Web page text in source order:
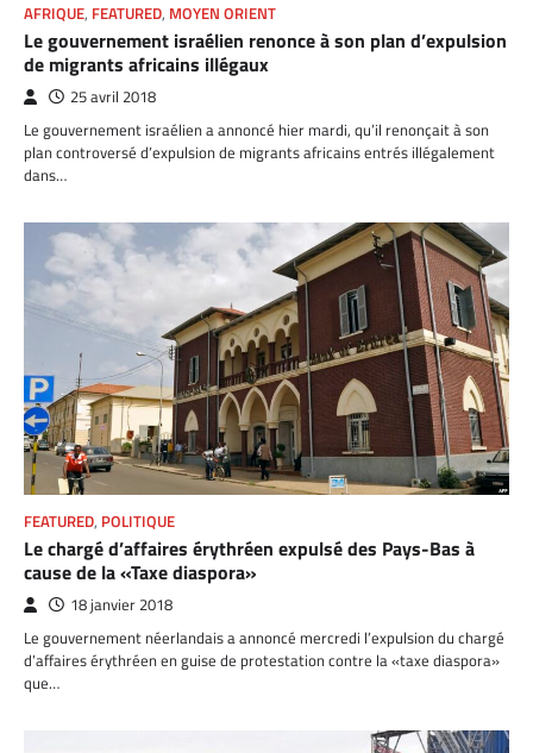
AFRIQUE, FEATURED, MOYEN ORIENT
Le gouvernement israélien renonce à son plan d’expulsion
de migrants africains illégaux
25 avril 2018
Le gouvernement israélien a annoncé hier mardi, qu’il renonçait à son
plan controversé d’expulsion de migrants africains entrés illégalement
dans…
FEATURED, POLITIQUE
Le chargé d’affaires érythréen expulsé des Pays-Bas à
cause de la «Taxe diaspora»
18 janvier 2018
Le gouvernement néerlandais a annoncé mercredi l’expulsion du chargé
d’affaires érythréen en guise de protestation contre la «taxe diaspora»
que…